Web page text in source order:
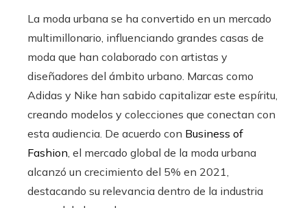
La moda urbana se ha convertido en un mercado
multimillonario, influenciando grandes casas de
moda que han colaborado con artistas y
diseñadores del ámbito urbano. Marcas como
Adidas y Nike han sabido capitalizar este espíritu,
creando modelos y colecciones que conectan con
esta audiencia. De acuerdo con Business of
Fashion , el mercado global de la moda urbana
alcanzó un crecimiento del 5% en 2021,
destacando su relevancia dentro de la industria